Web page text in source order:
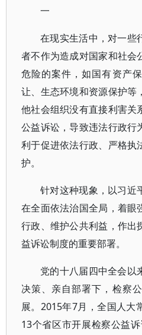
一
在现实生活中，对一些
者不作为造成对国家和社会
危险的案件，如国有资产
让、生态环境和资源保护等
他社会组织没有直接利害关
公益诉讼，导致违法行政行
利于促进依法行政、严格执
护。
针对这种现象，以习近
在全面依法治国全局，着眼
行政、维护公共利益，作出
益诉讼制度的重要部署。
党的十八届四中全会以
决策、亲自部署下，检察
展。2015年7月，全国人大
13个省区市开展检察公益